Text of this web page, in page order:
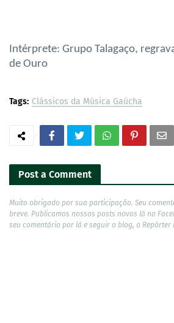
Intérprete: Grupo Talagaço,
de Ouro
Tags: Clássicos da Música Gaúcha
Post a Comment
Muito obrigado por sua participação. Seu
breve. Publicamos nossos posts novos lá no
seu comentário por lá e seguir o blog, o Repórter